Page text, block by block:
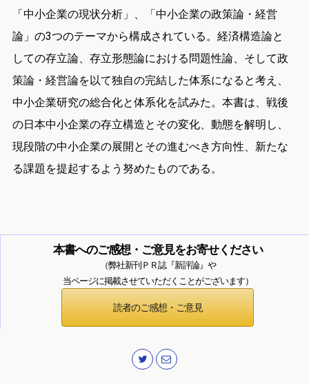
「中小企業の現状分析」、「中小企業の政策論・経営
論」の3つのテーマから構成されている。経済構造論と
しての存立論、存立形態論における問題性論、そして政
策論・経営論を以て独自の完結した体系になると考え、
中小企業研究の総合化と体系化を試みた。本書は、戦後
の日本中小企業の存立構造とその変化、動態を解明し、
現段階の中小企業の展開とその進むべき方向性、新たな
る課題を提起するよう努めたものである。
本書へのご感想・ご意見をお寄せください
（弊社新刊ＰＲ誌『新評論』や
当ページに掲載させていただくことがございます）
読者のご感想・ご意見